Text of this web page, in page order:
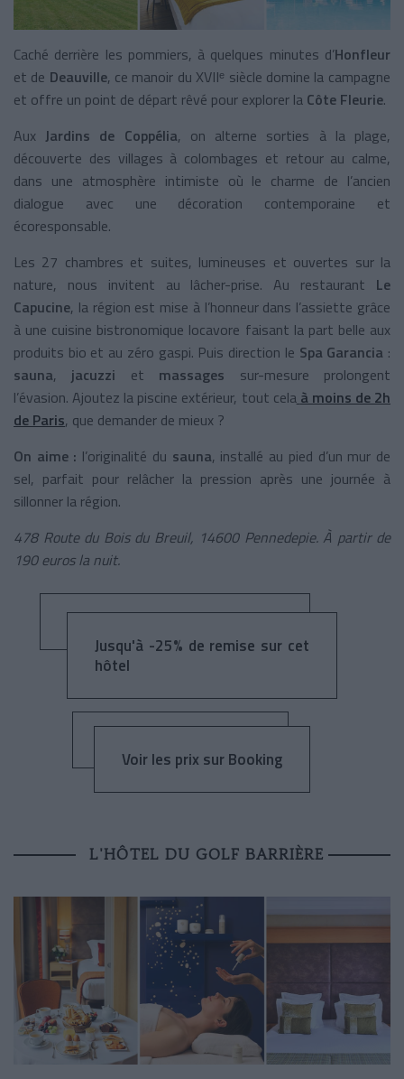
Caché derrière les pommiers, à quelques minutes d’Honfleur
et de Deauville, ce manoir du XVIIᵉ siècle domine la campagne
et offre un point de départ rêvé pour explorer la Côte Fleurie.
Aux Jardins de Coppélia, on alterne sorties à la plage,
découverte des villages à colombages et retour au calme,
dans une atmosphère intimiste où le charme de l’ancien
dialogue avec une décoration contemporaine et
écoresponsable.
Les 27 chambres et suites, lumineuses et ouvertes sur la
nature, nous invitent au lâcher-prise. Au restaurant Le
Capucine, la région est mise à l’honneur dans l’assiette grâce
à une cuisine bistronomique locavore faisant la part belle aux
produits bio et au zéro gaspi. Puis direction le Spa Garancia :
sauna, jacuzzi et massages sur-mesure prolongent
l’évasion. Ajoutez la piscine extérieur, tout cela à moins de 2h
de Paris, que demander de mieux ?
On aime : l’originalité du sauna, installé au pied d’un mur de
sel, parfait pour relâcher la pression après une journée à
sillonner la région.
478 Route du Bois du Breuil, 14600 Pennedepie. À partir de
190 euros la nuit.
Jusqu'à -25% de remise sur cet
hôtel
Voir les prix sur Booking
L'HÔTEL DU GOLF BARRIÈRE